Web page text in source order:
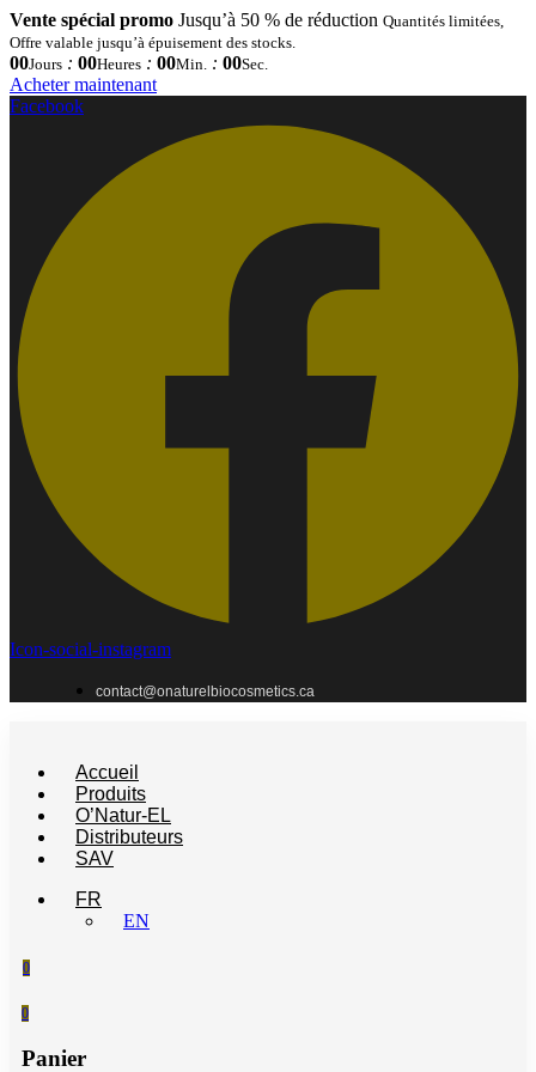
Vente spécial promo Jusqu’à 50 % de réduction Quantités limitées,
Offre valable jusqu’à épuisement des stocks.
00Jours : 00Heures : 00Min. : 00Sec.
Acheter maintenant
Facebook
Icon-social-instagram
contact@onaturelbiocosmetics.ca
Accueil
Produits
O’Natur-EL
Distributeurs
SAV
FR
EN
0
0
Panier